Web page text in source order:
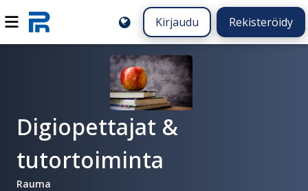
Kirjaudu Rekisteröidy
Digiopettajat &
tutortoiminta
Rauma